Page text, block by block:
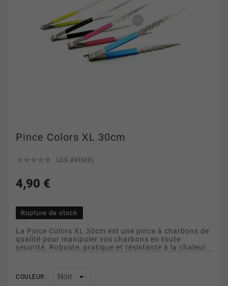
Pince Colors XL 30cm
LES AVIS(0)
4,90 €
Rupture de stock
La Pince Colors XL 30cm est une pince à charbons de
qualité pour manipuler vos charbons en toute
sécurité. Robuste, pratique et résistante à la chaleur.
COULEUR :